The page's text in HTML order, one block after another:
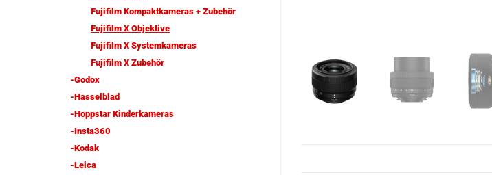
Fujifilm Kompaktkameras + Zubehör
Fujifilm X Objektive
Fujifilm X Systemkameras
Fujifilm X Zubehör
-Godox
-Hasselblad
-Hoppstar Kinderkameras
-Insta360
-Kodak
-Leica